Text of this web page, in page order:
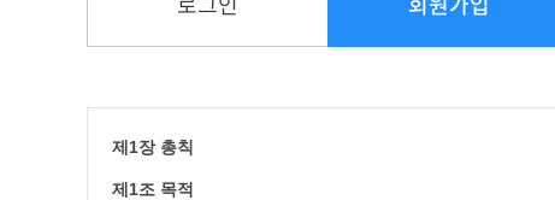
제1장 총칙
제1조 목적